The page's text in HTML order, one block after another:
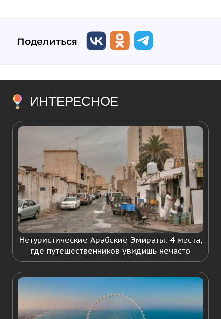
Поделиться
ИНТЕРЕСНОЕ
Нетуристические Арабские Эмираты: 4 места,
где путешественников увидишь нечасто